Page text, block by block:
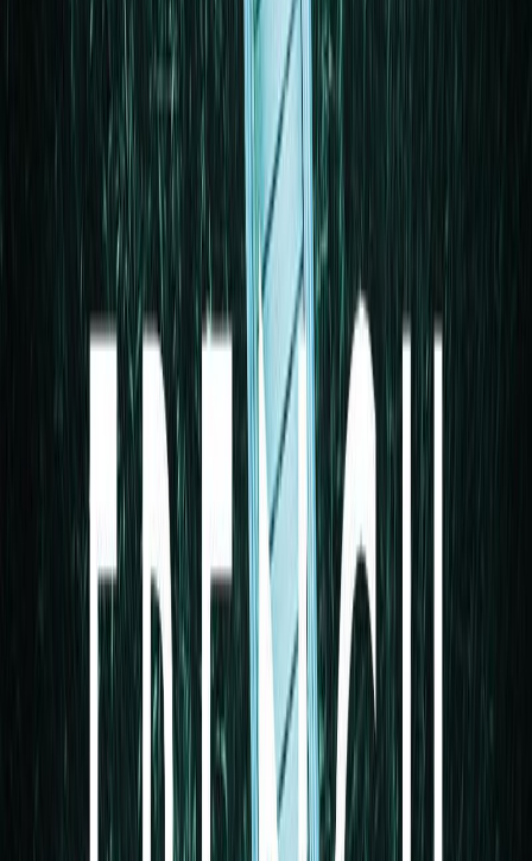
Δύο οικογένειες, μια κοινή τραγωδία. Ένα καθηλωτικό ψυχολογικό
θρίλερ από τους κορυφαίους του είδους, Nicci French. Ένα
αγωνιώδες, ατμοσφαιρικό θρίλερ από τους μετρ του σασπένς Nicci
French για δύο οικογένειες που διαλύθηκαν από μια τραγωδία και
τα μυστικά που περίμεναν δεκαετίες για να αποκαλυφθούν. Τη
μέρα του πάρτι για τα πεντηκοστά γενέθλια του Άλεκ Σόλτερ, λίγο
πριν από τα Χριστούγεννα του 1990, η σύζυγός του, Σάρλοτ,
εξαφανίζεται. Οι περισσότεροι κάτοικοι του μικρού αγγλικού
χωριού Γκλένστεντ βρίσκονται από ώρα στο πάρτι προτού κάποιος
αντιληφθεί ότι η Σάρλοτ λείπει. Ενώ ο Άλεκ αδιαφορεί για την
εξαφάνισή της, τα τέσσερα παιδιά τους –ιδιαίτερα η
δεκαπεντάχρονη Έτι– ανησυχούν όλο και περισσότερο καθώς οι
κρύες ώρες του χειμώνα γίνονται μέρες κι εκείνη δεν επιστρέφει.
Όταν το παλτό της Σάρλοτ βρίσκεται δίπλα στο ποτάμι, φοβούνται
για το χειρότερο. Λίγες μέρες αργότερα, το πτώμα του Ντάνκαν
Άκερλι, γείτονα των Σόλτερ, εντοπίζεται να επιπλέει στο ποτάμι. Η
αστυνομία ερευνά και καταλήγει στο συμπέρασμα ότι ο Ντάνκαν
και η Σάρλοτ είχαν σχέση πριν εκείνος τη σκοτώσει και κατόπιν